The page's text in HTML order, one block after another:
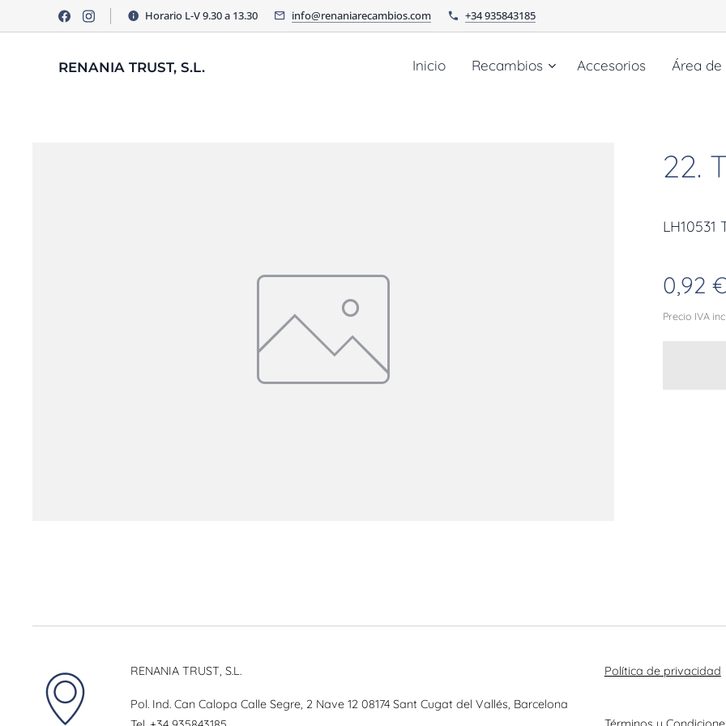
Horario L-V 9.30 a 13.30 info@renaniarecambios.com +34 935843185
RENANIA TRUST, S.L. Inicio Recambios Accesorios Área
22.
LH10531
0,92 €
Precio IVA
RENANIA TRUST, S.L.
Pol. Ind. Can Calopa Calle Segre, 2 Nave 12 08174 Sant Cugat del Vallés, Barcelona
Política de privacidad